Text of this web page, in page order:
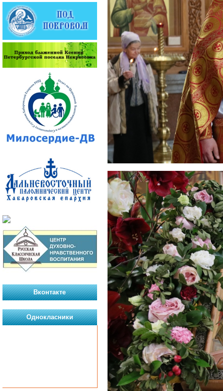
Вконтакте
Однокласники